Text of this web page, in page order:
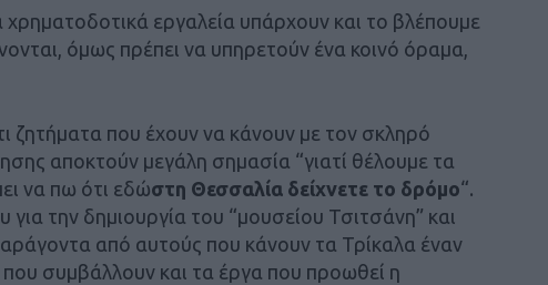
εργαλεία υπάρχουν και το βλέπουμε
όμως πρέπει να υπηρετούν ένα κοινό όραμα,
που έχουν να κάνουν με τον σκληρό
αποκτούν μεγάλη σημασία “γιατί θέλουμε τα
να πω ότι εδώστη Θεσσαλία δείχνετε το δρόμο“.
την δημιουργία του “μουσείου Τσιτσάνη” και
από αυτούς που κάνουν τα Τρίκαλα έναν
συμβάλλουν και τα έργα που προωθεί η